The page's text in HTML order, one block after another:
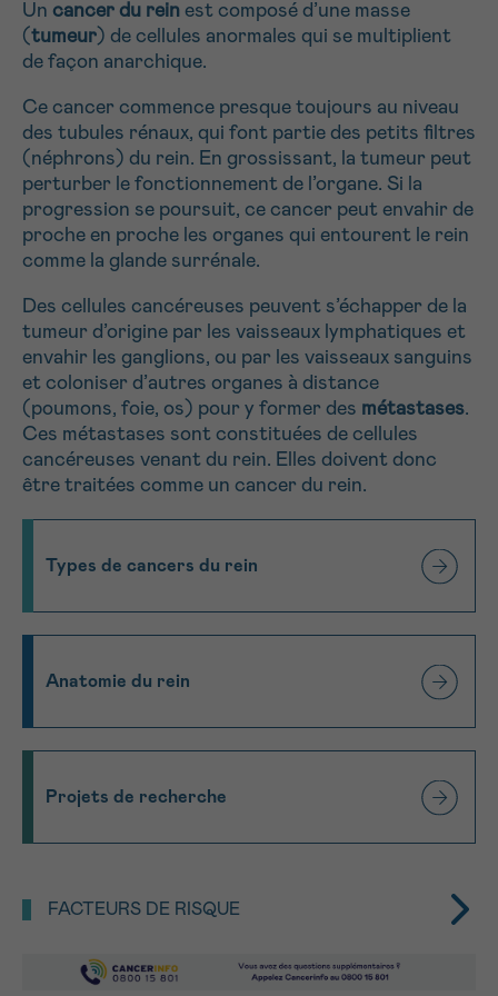
SANS
TITRE
Je souhaite recevoir la Newsletter
Un cancer du rein est composé d’une masse
(tumeur) de cellules anormales qui se multiplient
de façon anarchique.
Ce cancer commence presque toujours au niveau
des tubules rénaux, qui font partie des petits filtres
(néphrons) du rein. En grossissant, la tumeur peut
perturber le fonctionnement de l’organe. Si la
progression se poursuit, ce cancer peut envahir de
proche en proche les organes qui entourent le rein
comme la glande surrénale.
Des cellules cancéreuses peuvent s’échapper de la
tumeur d’origine par les vaisseaux lymphatiques et
envahir les ganglions, ou par les vaisseaux sanguins
et coloniser d’autres organes à distance
(poumons, foie, os) pour y former des métastases.
Ces métastases sont constituées de cellules
cancéreuses venant du rein. Elles doivent donc
être traitées comme un cancer du rein.
Types de cancers du rein
Anatomie du rein
Projets de recherche
FACTEURS DE RISQUE
été identifiés.
Je souhaite être rappelé.e
NOM
PRÉNOM
E-MAIL
VOTRE QUESTION
Je souhaite recevoir la Newsletter
Envoyer
16h-18h
Suivant